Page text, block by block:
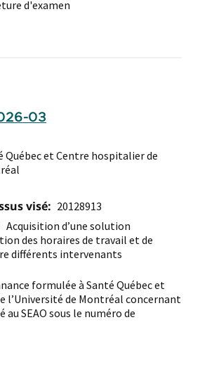
d'examen
03
Québec et Centre hospitalier de
visé: 20128913
Acquisition d’une solution
des horaires de travail et de
différents intervenants
formulée à Santé Québec et
l’Université de Montréal concernant
SEAO sous le numéro de